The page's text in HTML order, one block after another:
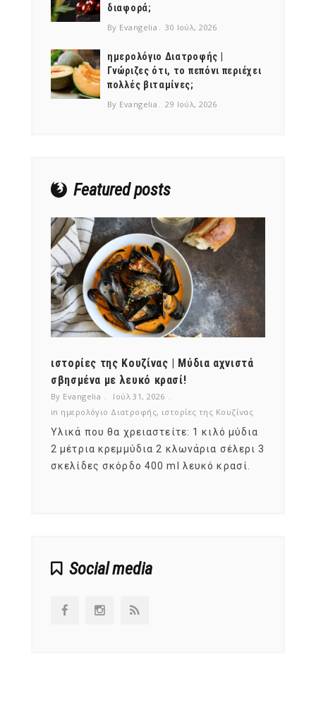
διαφορά;
By Evangelia 30 Ιούλ, 2026
ημερολόγιο Διατροφής |
Γνώριζες ότι, το πεπόνι περιέχει
πολλές βιταμίνες;
By Evangelia 29 Ιούλ, 2026
Featured posts
ιστορίες της Κουζίνας | Μύδια αχνιστά
σβησμένα με λευκό κρασί!
By Evangelia
Ιούλ 31, 2026
in ημερολόγιο Διατροφής, ιστορίες της Κουζίνας
Υλικά που θα χρειαστείτε: 1 κιλό μύδια
2 μέτρια κρεμμύδια 2 κλωνάρια σέλερι 3
σκελίδες σκόρδο 400 ml λευκό κρασί.
Social media
NEWSLETTER
mel
y updates
fro
m